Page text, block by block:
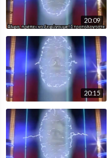
20:09
20:15